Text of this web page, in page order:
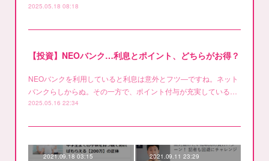
2025.05.18 08:18
【投資】NEOバンク…利息とポイント、どちらがお得？
NEOバンクを利用していると利息は意外とフツ―ですね。ネット
バンクらしからぬ。その一方で、ポイント付与が充実している…
2025.05.16 22:34
2021.09.18 03:15 2021.09.11 23:29